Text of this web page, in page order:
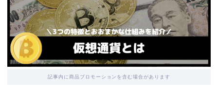
記事内に商品プロモーションを含む場合があります